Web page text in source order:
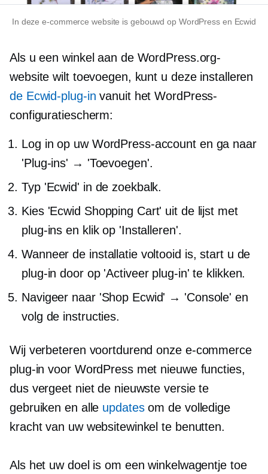
In dezee-commerce website is gebouwd op WordPress en Ecwid
Als u een winkel aan de WordPress.org-
website wilt toevoegen, kunt u deze installeren
de Ecwid-plug-in vanuit het WordPress-
configuratiescherm:
Log in op uw WordPress-account en ga naar
'Plug-ins' → 'Toevoegen'.
Typ 'Ecwid' in de zoekbalk.
Kies 'Ecwid Shopping Cart' uit de lijst met
plug-ins en klik op 'Installeren'.
Wanneer de installatie voltooid is, start u de
plug-in door op 'Activeer plug-in' te klikken.
Navigeer naar 'Shop Ecwid' → 'Console' en
volg de instructies.
Wij verbeteren voortdurend onze e-commerce
plug-in voor WordPress met nieuwe functies,
dus vergeet niet de nieuwste versie te
gebruiken en alle updatesom de volledige
kracht van uw websitewinkel te benutten.
Als het uw doel is om een ​​winkelwagentje toe